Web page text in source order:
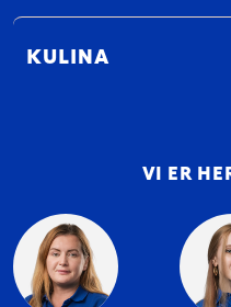
KULINA
VI ER